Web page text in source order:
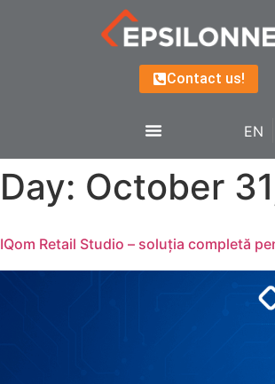
Contact us!
EN
Day: October
IQom Retail Studio – soluția completă